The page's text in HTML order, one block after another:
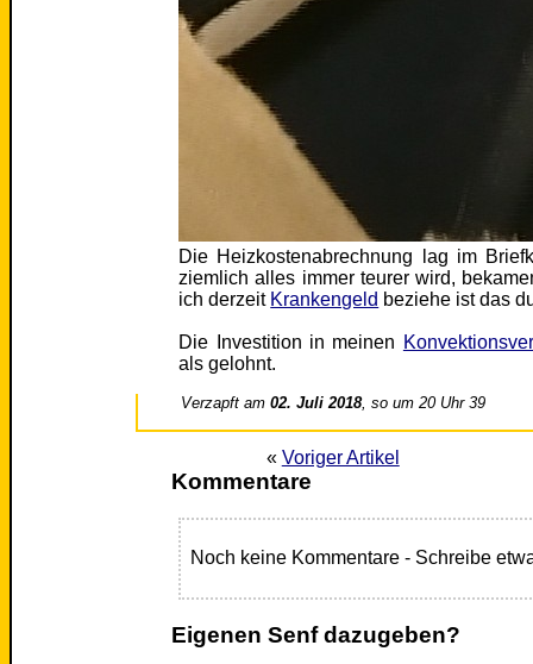
Die Heizkostenabrechnung lag im
ziemlich alles immer teurer wird,
ich derzeit Krankengeld beziehe ist das
Die Investition in meinen
als gelohnt.
Verzapft am02. Juli 2018, so um 20 Uhr 39
« Voriger Artikel
Kommentare
Noch keine Kommentare - Schreibe
Eigenen Senf dazugeben?